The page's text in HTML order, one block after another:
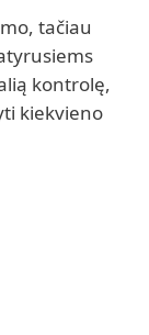
tačiau
kontrolę,
kiekvieno